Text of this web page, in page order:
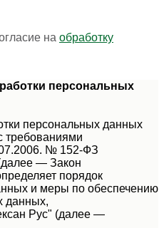
на обработку
персональных
персональных данных
требованиями
№ 152-ФЗ
— Закон
порядок
и меры по обеспечению
данных,
Рус" (далее —